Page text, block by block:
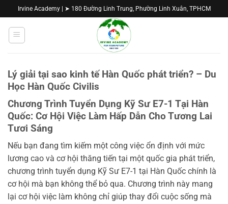
qua
nội
dung
Irvine Academy | ➤ 180 Đường Linh Trung, Phường Linh Xuân, TPHCM
Lý giải tại sao kinh tế Hàn Quốc phát triển? – Du
Học Hàn Quốc Civilis
Chương Trình Tuyển Dụng Kỹ Sư E7-1 Tại Hàn
Quốc: Cơ Hội Việc Làm Hấp Dẫn Cho Tương Lai
Tươi Sáng
Nếu bạn đang tìm kiếm một công việc ổn định với mức
lương cao và cơ hội thăng tiến tại một quốc gia phát triển,
chương trình tuyển dụng Kỹ Sư E7-1 tại Hàn Quốc chính là
cơ hội mà bạn không thể bỏ qua. Chương trình này mang
lại cơ hội việc làm không chỉ giúp thay đổi cuộc sống mà